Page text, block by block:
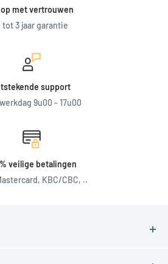
met vertrouwen
tot 3 jaar garantie
support
9u00 - 17u00
veilige betalingen
KBC/CBC, ..